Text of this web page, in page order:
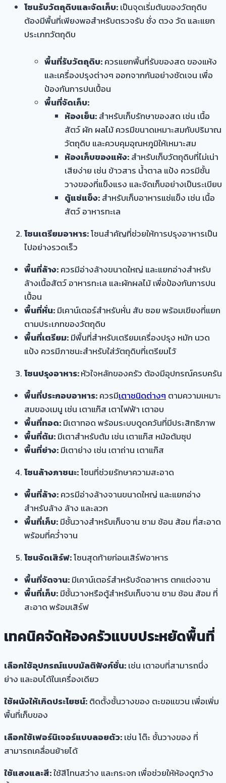
โซนรับวัตถุดิบและจัดเก็บ:เป็นจุดเริ่มต้นของวัตถุดิบ
ต้องมีพื้นที่เพียงพอสำหรับตรวจรับ ชั่ง ตวง วัด และแยก
ประเภทวัตถุดิบ
พื้นที่รับวัตถุดิบ:ควรแยกพื้นที่รับของสด ของแห้ง
และเครื่องปรุงต่างๆ ออกจากกันอย่างชัดเจน เพื่อ
ป้องกันการปนเปื้อน
พื้นที่จัดเก็บ:
ห้องเย็น:สำหรับเก็บรักษาของสด เช่น เนื้อ
สัตว์ ผัก ผลไม้ ควรมีขนาดเหมาะสมกับปริมาณ
วัตถุดิบ และควบคุมอุณหภูมิให้เหมาะสม
ห้องเก็บของแห้ง:สำหรับเก็บวัตถุดิบที่ไม่เน่า
เสียง่าย เช่น ข้าวสาร น้ำตาล แป้ง ควรมีชั้น
วางของที่แข็งแรง และจัดเก็บอย่างเป็นระเบียบ
ตู้แช่แข็ง:สำหรับเก็บอาหารแช่แข็ง เช่น เนื้อ
สัตว์ อาหารทะเล
โซนเตรียมอาหาร:โซนสำคัญที่ช่วยให้การปรุงอาหารเป็น
ไปอย่างรวดเร็ว
พื้นที่ล้าง:ควรมีอ่างล้างขนาดใหญ่ และแยกอ่างสำหรับ
ล้างเนื้อสัตว์ อาหารทะเล และผักผลไม้ เพื่อป้องกันการปน
เปื้อน
พื้นที่หั่น:มีเคาน์เตอร์สำหรับหั่น สับ ซอย พร้อมเขียงที่แยก
ตามประเภทของวัตถุดิบ
พื้นที่เตรียม:มีพื้นที่สำหรับเตรียมเครื่องปรุง หมัก นวด
แป้ง ควรมีภาชนะสำหรับใส่วัตถุดิบที่เตรียมไว้
โซนปรุงอาหาร:หัวใจหลักของครัว ต้องมีอุปกรณ์ครบครัน
พื้นที่ประกอบอาหาร:ควรมีเตาชนิดต่างๆ ตามความเหมาะ
สมของเมนู เช่น เตาแก๊ส เตาไฟฟ้า เตาอบ
พื้นที่ทอด:มีเตาทอด พร้อมระบบดูดควันที่มีประสิทธิภาพ
พื้นที่ต้ม:มีเตาสำหรับต้ม เช่น เตาแก๊ส หม้อต้มซุป
พื้นที่ย่าง:มีเตาย่าง เช่น เตาถ่าน เตาแก๊ส
โซนล้างภาชนะ:โซนที่ช่วยรักษาความสะอาด
พื้นที่ล้าง:ควรมีอ่างล้างจานขนาดใหญ่ และแยกอ่าง
สำหรับล้าง ล้าง และลวก
พื้นที่เก็บ:มีชั้นวางสำหรับเก็บจาน ชาม ช้อน ส้อม ที่สะอาด
พร้อมที่คว่ำจาน
โซนจัดเสิร์ฟ:โซนสุดท้ายก่อนเสิร์ฟอาหาร
พื้นที่จัดจาน:มีเคาน์เตอร์สำหรับจัดอาหาร ตกแต่งจาน
พื้นที่เก็บ:มีชั้นวางหรือตู้สำหรับเก็บจาน ชาม ช้อน ส้อม ที่
สะอาด พร้อมเสิร์ฟ
เทคนิคจัดห้องครัวแบบประหยัดพื้นที่
เลือกใช้อุปกรณ์แบบมัลติฟังก์ชั่น:เช่น เตาอบที่สามารถนึ่ง
ย่าง และอบได้ในเครื่องเดียว
ใช้ผนังให้เกิดประโยชน์:ติดตั้งชั้นวางของ ตะขอแขวน เพื่อเพิ่ม
พื้นที่เก็บของ
เลือกใช้เฟอร์นิเจอร์แบบลอยตัว:เช่น โต๊ะ ชั้นวางของ ที่
สามารถเคลื่อนย้ายได้
ใช้แสงและสี:ใช้สีโทนสว่าง และกระจก เพื่อช่วยให้ห้องดูกว้าง